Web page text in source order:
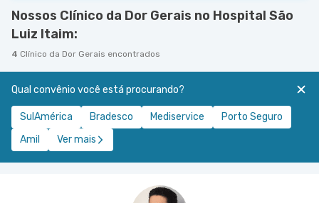
Nossos Clínico da Dor Gerais no Hospital São
Luiz Itaim:
4 Clínico da Dor Gerais encontrados
Qual convênio você está procurando?
SulAmérica Bradesco Mediservice
Porto Seguro
Amil
Ver mais